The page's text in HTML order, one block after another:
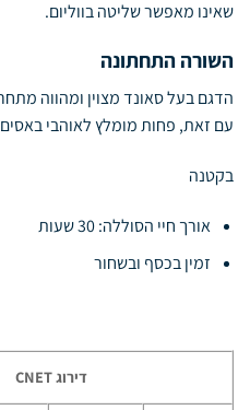
שאינו מאפשר שליטה בווליום.
השורה התחתונה
הדגם בעל סאונד מצוין ומהווה
עם זאת, פחות מומלץ לאוהבי
בקטנה
אורך חיי הסוללה: 30 שעות
זמין בכסף ובשחור
דירוגCNET